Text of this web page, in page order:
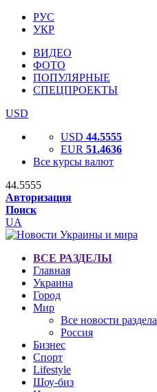
РУС
УКР
ВИДЕО
ФОТО
ПОПУЛЯРНЫЕ
СПЕЦПРОЕКТЫ
USD
USD 44.5555
EUR 51.4636
Все курсы валют
44.5555
Авторизация
Поиск
UA
ВСЕ РАЗДЕЛЫ
Главная
Украина
Город
Мир
Все новости раздела
Россия
Бизнес
Спорт
Lifestyle
Шоу-биз